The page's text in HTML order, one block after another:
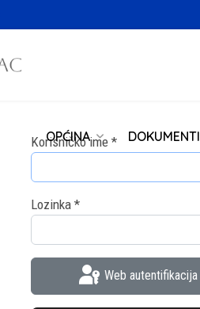
OPĆINA DOKUMENTI
Korisničko ime*
Lozinka*
Web autentifikacija